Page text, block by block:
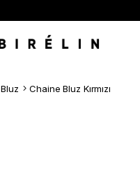
Bluz Chaine Bluz Kırmızı